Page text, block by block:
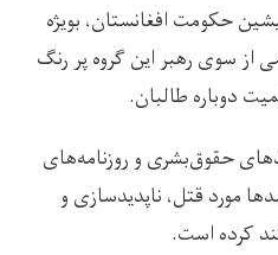
حکومت افغانستان، بویژه
از سوی رهبر این گروه پر رنگ
دوباره طالبان.
حقوق‌بشری و روزنامه‌های
مورد قتل، ناپدیدسازی و
کرده است.